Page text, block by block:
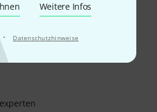
Weitere Infos
· Datenschutzhinweise